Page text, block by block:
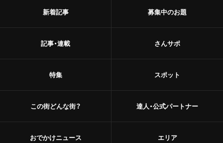
新着記事
記事・連載
特集
この街どんな街？
おでかけニュース
募集中のお題
さんサポ
スポット
達人・公式パートナー
エリア